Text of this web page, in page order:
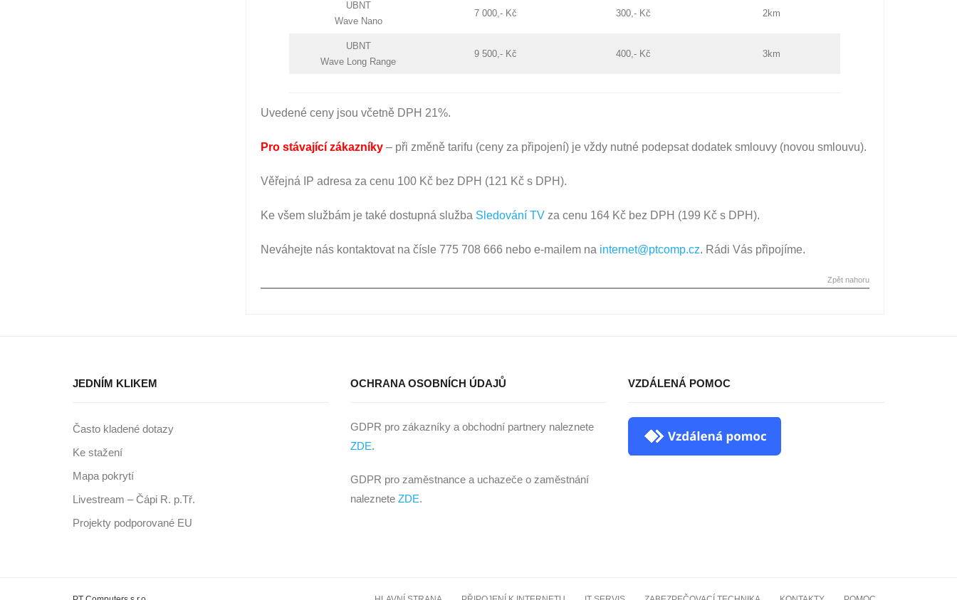
UBNT
Wave Nano
7 000,- Kč 300,- Kč 2km
UBNT
Wave Long Range
9 500,- Kč 400,- Kč 3km
Uvedené ceny jsou včetně DPH 21%.
Pro stávající zákazníky – při změně tarifu (ceny za připojení) je vždy nutné podepsat dodatek smlouvy (novou smlouvu).
Věřejná IP adresa za cenu 100 Kč bez DPH (121 Kč s DPH).
Ke všem službám je také dostupná služba Sledování TV za cenu 164 Kč bez DPH (199 Kč s DPH).
Neváhejte nás kontaktovat na čísle 775 708 666 nebo e-mailem na internet@ptcomp.cz. Rádi Vás připojíme.
Zpět nahoru
JEDNÍM KLIKEM
Často kladené dotazy
Ke stažení
Mapa pokrytí
Livestream – Čápi R. p.Tř.
Projekty podporované EU
OCHRANA OSOBNÍCH ÚDAJŮ
GDPR pro zákazníky a obchodní partnery naleznete
ZDE.
GDPR pro zaměstnance a uchazeče o zaměstnání
naleznete ZDE.
VZDÁLENÁ POMOC